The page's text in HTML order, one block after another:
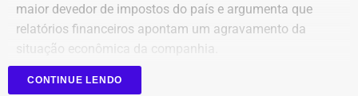
maior devedor de impostos do país e argumenta que
relatórios financeiros apontam um agravamento da
situação econômica da companhia.
Segundo o órgão, após registrar faturamento superior a
CONTINUE LENDO